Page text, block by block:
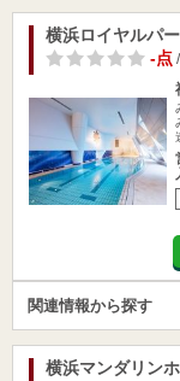
横浜ロイヤルパ
-点
関連情報から探す
横浜マンダリン